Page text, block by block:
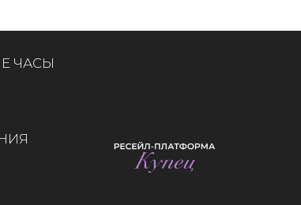
ЧАСЫ